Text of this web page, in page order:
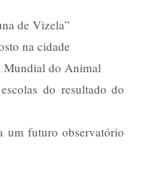
de Vizela”
na cidade
Mundial do Animal
do resultado do
um futuro observatório